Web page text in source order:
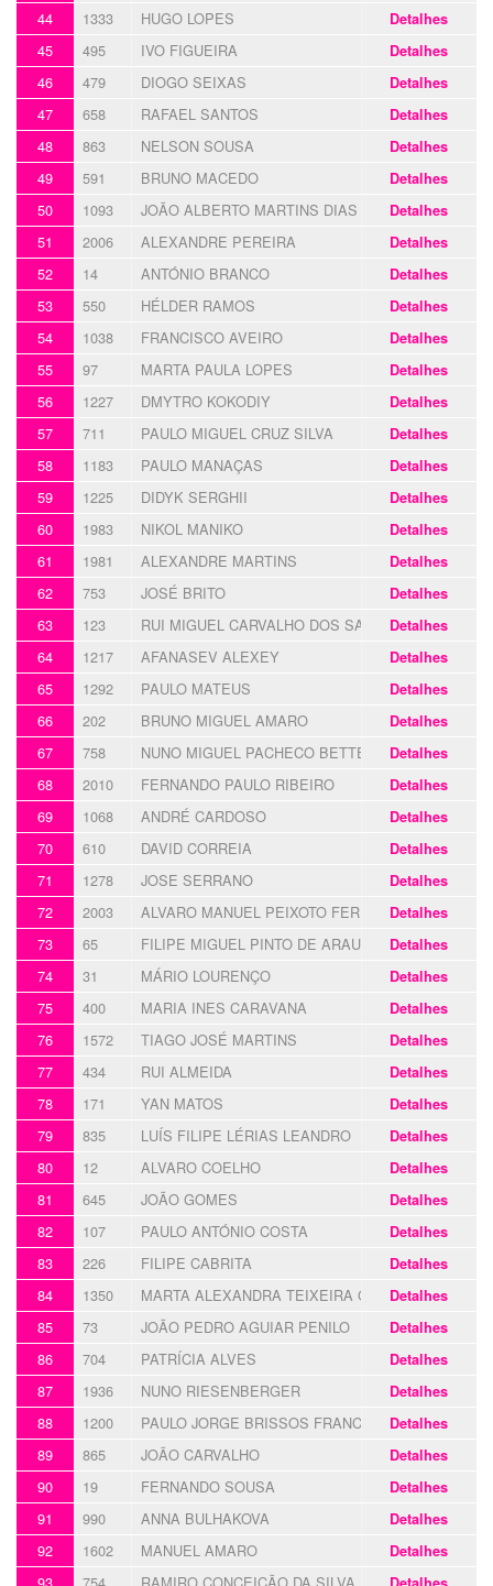
44 1333 HUGO LOPES Detalhes
45 495 IVO FIGUEIRA Detalhes
46 479 DIOGO SEIXAS Detalhes
47 658 RAFAEL SANTOS Detalhes
48 863 NELSON SOUSA Detalhes
49 591 BRUNO MACEDO Detalhes
50 1093 JOÃO ALBERTO MARTINS DIAS Detalhes
51 2006 ALEXANDRE PEREIRA Detalhes
52 14 ANTÓNIO BRANCO Detalhes
53 550 HÉLDER RAMOS Detalhes
54 1038 FRANCISCO AVEIRO Detalhes
55 97 MARTA PAULA LOPES Detalhes
56 1227 DMYTRO KOKODIY Detalhes
57 711 PAULO MIGUEL CRUZ SILVA Detalhes
58 1183 PAULO MANAÇAS Detalhes
59 1225 DIDYK SERGHII Detalhes
60 1983 NIKOL MANIKO Detalhes
61 1981 ALEXANDRE MARTINS Detalhes
62 753 JOSÉ BRITO Detalhes
63 123 RUI MIGUEL CARVALHO DOS SANTOSDetalhes
64 1217 AFANASEV ALEXEY Detalhes
65 1292 PAULO MATEUS Detalhes
66 202 BRUNO MIGUEL AMARO Detalhes
67 758 NUNO MIGUEL PACHECO BETTENCOURT
Detalhes
68 2010 FERNANDO PAULO RIBEIRO Detalhes
69 1068 ANDRÉ CARDOSO Detalhes
70 610 DAVID CORREIA Detalhes
71 1278 JOSE SERRANO Detalhes
72 2003 ALVARO MANUEL PEIXOTO FERREIRADetalhes
73 65 FILIPE MIGUEL PINTO DE ARAUJO Detalhes
74 31 MÁRIO LOURENÇO Detalhes
75 400 MARIA INES CARAVANA Detalhes
76 1572 TIAGO JOSÉ MARTINS Detalhes
77 434 RUI ALMEIDA Detalhes
78 171 YAN MATOS Detalhes
79 835 LUÍS FILIPE LÉRIAS LEANDRO Detalhes
80 12 ALVARO COELHO Detalhes
81 645 JOÃO GOMES Detalhes
82 107 PAULO ANTÓNIO COSTA Detalhes
83 226 FILIPE CABRITA Detalhes
84 1350 MARTA ALEXANDRA TEIXEIRA GIL Detalhes
85 73 JOÃO PEDRO AGUIAR PENILO Detalhes
86 704 PATRÍCIA ALVES Detalhes
87 1936 NUNO RIESENBERGER Detalhes
88 1200 PAULO JORGE BRISSOS FRANCISCODetalhes
89 865 JOÃO CARVALHO Detalhes
90 19 FERNANDO SOUSA Detalhes
91 990 ANNA BULHAKOVA Detalhes
92 1602 MANUEL AMARO Detalhes